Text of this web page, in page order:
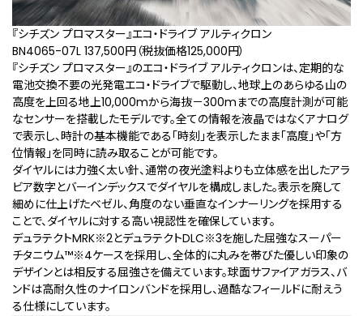
『シチズン プロマスター』エコ・ドライブ アルティクロン
BN4065-07L 137,500円（税抜価格125,000円）
『シチズン プロマスター』のエコ・ドライブ アルティクロンは、定期的な
電池交換不要の光発電エコ・ドライブで駆動し、地球上のあらゆる山の
高度を上回る地上10,000mから海抜－300mまでの高度計測が可能
なセンサーを搭載したモデルです。全ての情報を液晶ではなくアナログ
で表示し、時計の基本機能である「時刻」を表示したまま「高度」や「方
位情報」を同時に読み取ることが可能です。
ダイヤルには力強く太い針、通常の夜光塗料よりも立体感を出したアラ
ビア数字とバーインデックスでダイヤルを構成しました。表示を廃して
細めに仕上げたベゼル、角度のない垂直なインナーリングを採用する
ことで、ダイヤルに対する高い視認性を確保しています。
デュラテクトMRK※2とデュラテクトDLC※3を施した屈強なスーパー
チタニウム™※4ケースを採用し、全体的に丸みを帯びた優しい印象の
デザインとは相反する屈強さを備えています。球面サファイアガラス、バ
ンドは高耐久性のナイロンバンドを採用し、過酷なフィールドに耐えう
る仕様にしています。